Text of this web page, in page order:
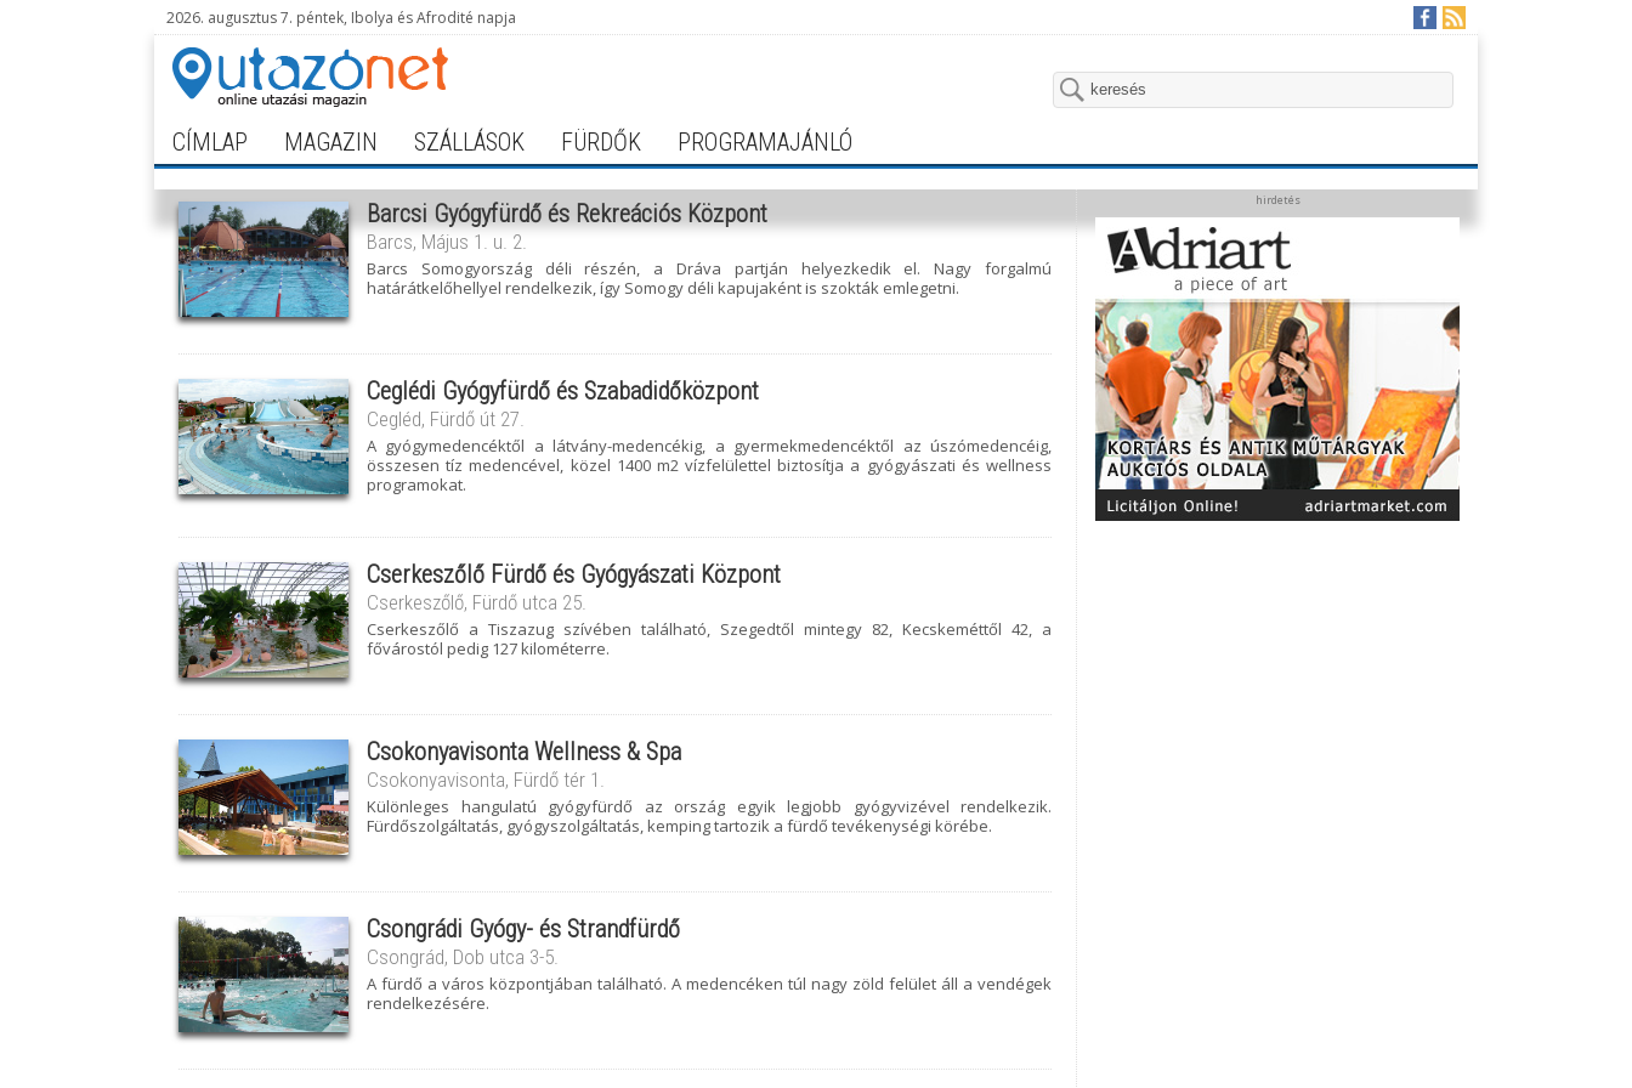
2026. augusztus 7. péntek, Ibolya és Afrodité napja
CÍMLAP MAGAZIN SZÁLLÁSOK FÜRDŐK PROGRAMAJÁNLÓ
Barcsi Gyógyfürdő és Rekreációs Központ
Barcs, Május 1. u. 2.
Barcs Somogyország déli részén, a Dráva partján helyezkedik el. Nagy forgalmú
határátkelőhellyel rendelkezik, így Somogy déli kapujaként is szokták emlegetni.
Ceglédi Gyógyfürdő és Szabadidőközpont
Cegléd, Fürdő út 27.
A gyógymedencéktől a látvány-medencékig, a gyermekmedencéktől az úszómedencéig,
összesen tíz medencével, közel 1400 m2 vízfelülettel biztosítja a gyógyászati és wellness
programokat.
Cserkeszőlő Fürdő és Gyógyászati Központ
Cserkeszőlő, Fürdő utca 25.
Cserkeszőlő a Tiszazug szívében található, Szegedtől mintegy 82, Kecskeméttől 42, a
fővárostól pedig 127 kilométerre.
Csokonyavisonta Wellness & Spa
Csokonyavisonta, Fürdő tér 1.
Különleges hangulatú gyógyfürdő az ország egyik legjobb gyógyvizével rendelkezik.
Fürdőszolgáltatás, gyógyszolgáltatás, kemping tartozik a fürdő tevékenységi körébe.
Csongrádi Gyógy- és Strandfürdő
Csongrád, Dob utca 3-5.
A fürdő a város központjában található. A medencéken túl nagy zöld felület áll a vendégek
rendelkezésére.
hirdetés